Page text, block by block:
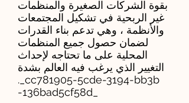
بقوة الشركات الصغيرة والمنظمات
غير الربحية في تشكيل المجتمعات
والأنظمة ، وهي تدعم بناء القدرات
لضمان حصول جميع المنظمات
المحلية على ما تحتاجه لإحداث
التغيير الذي يرغب فيه العالم بشدة
._cc781905-5cde-3194-bb3b
-136bad5cf58d_